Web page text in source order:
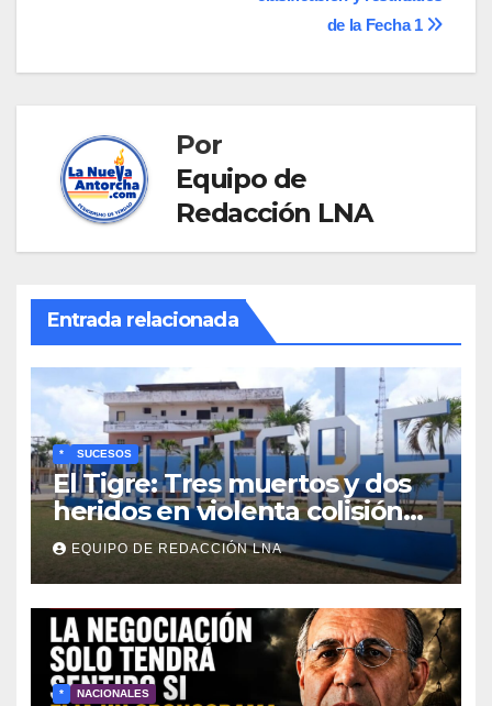
entradas
de la Fecha 1
Por
Equipo de
Redacción LNA
Entrada relacionada
* SUCESOS
El Tigre: Tres muertos y dos
heridos en violenta colisión
de vehículos
EQUIPO DE REDACCIÓN LNA
* NACIONALES